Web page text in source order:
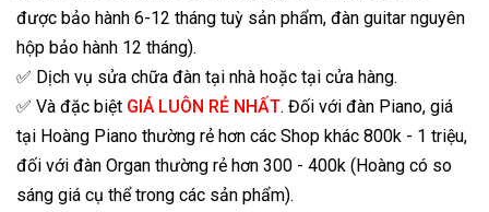
được bảo hành 6-12 tháng tuỳ sản phẩm, đàn guitar nguyên
hộp bảo hành 12 tháng).
✅ Dịch vụ sửa chữa đàn tại nhà hoặc tại cửa hàng.
✅ Và đặc biệt GIÁ LUÔN RẺ NHẤT. Đối với đàn Piano, giá
tại Hoàng Piano thường rẻ hơn các Shop khác 800k - 1 triệu,
đối với đàn Organ thường rẻ hơn 300 - 400k (Hoàng có so
sáng giá cụ thể trong các sản phẩm).